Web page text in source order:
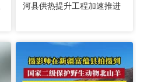
河县供热提升工程加速推进